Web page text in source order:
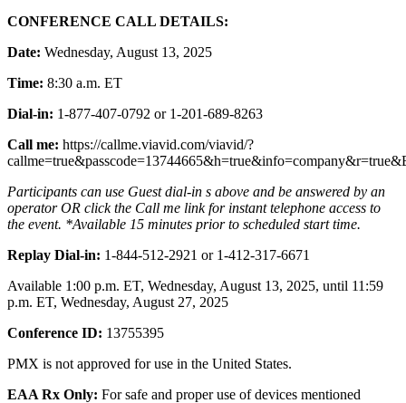
CONFERENCE CALL DETAILS:
Date: Wednesday, August 13, 2025
Time: 8:30 a.m. ET
Dial-in: 1-877-407-0792 or 1-201-689-8263
Call me: https://callme.viavid.com/viavid/?
Participants can use Guest dial-in s above and be answered by an
operator OR click the Call me link for instant telephone access to
the event. *Available 15 minutes prior to scheduled start time.
Replay Dial-in: 1-844-512-2921 or 1-412-317-6671
Available 1:00 p.m. ET, Wednesday, August 13, 2025, until 11:59
p.m. ET, Wednesday, August 27, 2025
Conference ID: 13755395
PMX is not approved for use in the United States.
EAA Rx Only: For safe and proper use of devices mentioned